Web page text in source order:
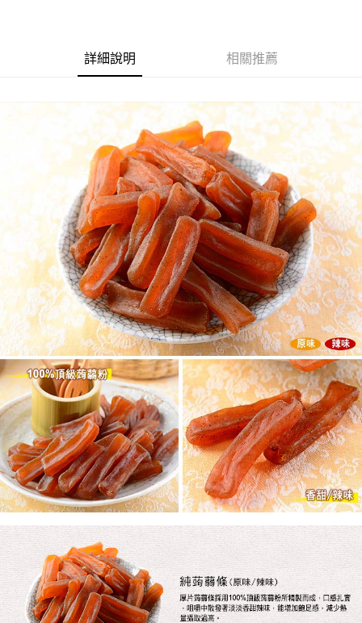
權轉讓予恩沛科技股份有限公司。
２．關於個人資料處理事宜，請瀏覽以下網址：
https://aftee.tw/terms/#terms3
３．未成年的使用者請事先徵得法定代理人或監護人之同意方可使用
「AFTEE先享後付」，若未經同意申辦者引起之損失，本公司不負相關責
４．使用「AFTEE先享後付」時，將依據個別帳號之用戶狀況，依本公司即
時審查核予不同之上限額度；若仍有額度不足之情形，本公司將視審查結果
請求用戶進行身份認證。
５．嚴禁一人註冊多個帳號或使用他人資訊註冊。若發現惡意使用之情形，
恩沛科技股份有限公司將有權停止該用戶之使用額度並採取法律行動。
每筆NT$70，滿NT$800(含以上)免運費
台灣本島宅配
每筆NT$200，滿NT$3,000(含以上)免運費
離島宅配
每筆NT$350，滿NT$4,000(含以上)免運費
國際配送【單包選購】【包郵組加購】 查看運費
新加坡 / 馬來西亞 - Goodmaji好馬吉物流【單包選購】最
多5KG
查看運費
詳細說明 相關推薦